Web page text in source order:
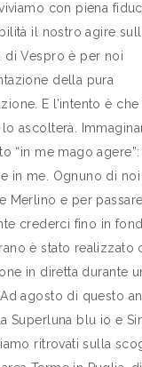
con piena
il nostro agire
di Vespro è per noi
della pura
E l’intento è
ascolterà.
“in me mago
in me. Ognuno di noi
Merlino e per
crederci fino in
è stato realizzato
in diretta durante
agosto di questo
Superluna blu io e
ritrovati sulla